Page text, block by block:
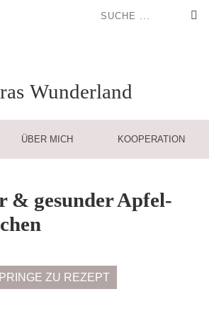
Wunderland
ÜBER MICH KOOPERATION
& gesunder Apfel-
ZU REZEPT